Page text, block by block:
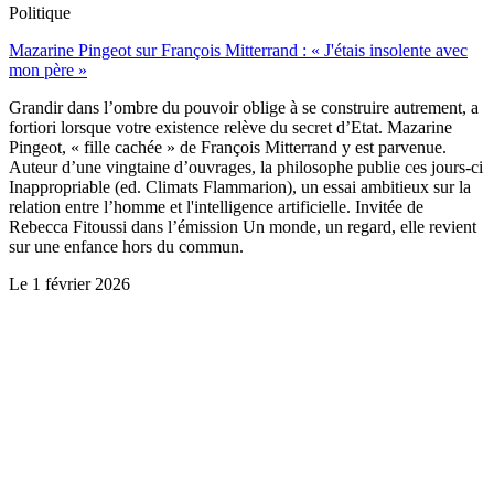
Politique
Mazarine Pingeot sur François Mitterrand : « J'étais insolente avec
mon père »
Grandir dans l’ombre du pouvoir oblige à se construire autrement, a
fortiori lorsque votre existence relève du secret d’Etat. Mazarine
Pingeot, « fille cachée » de François Mitterrand y est parvenue.
Auteur d’une vingtaine d’ouvrages, la philosophe publie ces jours-ci
Inappropriable (ed. Climats Flammarion), un essai ambitieux sur la
relation entre l’homme et l'intelligence artificielle. Invitée de
Rebecca Fitoussi dans l’émission Un monde, un regard, elle revient
sur une enfance hors du commun.
Le 1 février 2026